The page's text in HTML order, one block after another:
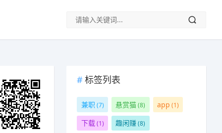
标签列表
兼职 (7) 悬赏猫(8) app (1)
下载(1) 趣闲赚(8)